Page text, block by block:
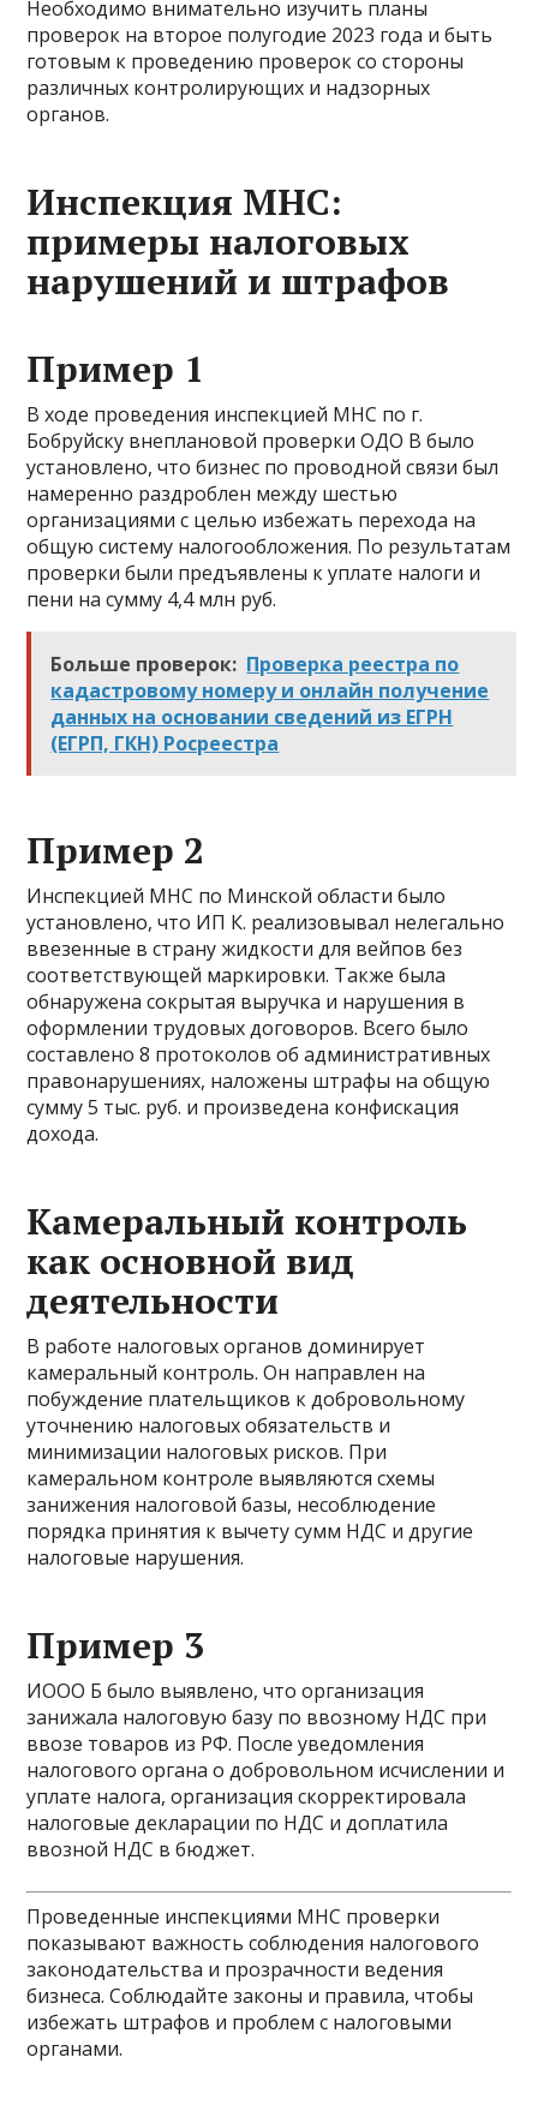
Необходимо внимательно изучить планы
проверок на второе полугодие 2023 года и быть
готовым к проведению проверок со стороны
различных контролирующих и надзорных
органов.
Инспекция МНС:
примеры налоговых
нарушений и штрафов
Пример 1
В ходе проведения инспекцией МНС по г.
Бобруйску внеплановой проверки ОДО В было
установлено, что бизнес по проводной связи был
намеренно раздроблен между шестью
организациями с целью избежать перехода на
общую систему налогообложения. По результатам
проверки были предъявлены к уплате налоги и
пени на сумму 4,4 млн руб.
Больше проверок: Проверка реестра по
кадастровому номеру и онлайн получение
данных на основании сведений из ЕГРН
(ЕГРП, ГКН) Росреестра
Пример 2
Инспекцией МНС по Минской области было
установлено, что ИП К. реализовывал нелегально
ввезенные в страну жидкости для вейпов без
соответствующей маркировки. Также была
обнаружена сокрытая выручка и нарушения в
оформлении трудовых договоров. Всего было
составлено 8 протоколов об административных
правонарушениях, наложены штрафы на общую
сумму 5 тыс. руб. и произведена конфискация
дохода.
Камеральный контроль
как основной вид
деятельности
В работе налоговых органов доминирует
камеральный контроль. Он направлен на
побуждение плательщиков к добровольному
уточнению налоговых обязательств и
минимизации налоговых рисков. При
камеральном контроле выявляются схемы
занижения налоговой базы, несоблюдение
порядка принятия к вычету сумм НДС и другие
налоговые нарушения.
Пример 3
ИООО Б было выявлено, что организация
занижала налоговую базу по ввозному НДС при
ввозе товаров из РФ. После уведомления
налогового органа о добровольном исчислении и
уплате налога, организация скорректировала
налоговые декларации по НДС и доплатила
ввозной НДС в бюджет.
Проведенные инспекциями МНС проверки
показывают важность соблюдения налогового
законодательства и прозрачности ведения
бизнеса. Соблюдайте законы и правила, чтобы
избежать штрафов и проблем с налоговыми
органами.